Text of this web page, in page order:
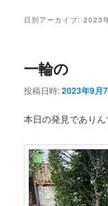
日別アーカイブ:2023
一輪の
投稿日時:2023年9月
本日の発見でありん